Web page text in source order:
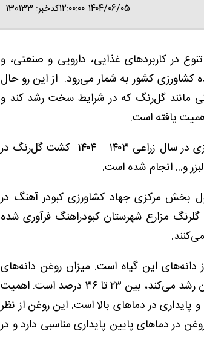
۱۴۰۴/۰۶/۰۵ ۱۲:۰۰:۰۰ کدخبر: 130133
در کاربردهای غذایی، دارویی و صنعتی، و
کشاورزی کشور به شمار می‌رود. از این رو حال
گل‌رنگ که در شرایط سخت رشد کند و
یافته است.
به گفته اعلام علیرضا مهاجر معاون امور زراعت وزارت جهاد کشاورزی در سال زراعی ۱۴۰۳ – ۱۴۰۴ کشت گل‌رنگ در
بخش مرکزی جهاد کشاورزی کبودر آهنگ در
مزارع شهرستان کبودراهنگ فرآوری شده
این گیاه است. میزان روغن دانه‌های
گل‌رنگ با توجه به رقم مورد کاشت و شرایط منطقه ای که گیاه در آن رشد می‌کند، بین ۲۳ تا ۳۶ درصد است. اهمیت
در دماهای بالا است. این روغن از نظر
در دماهای پایین پایداری مناسبی دارد و در